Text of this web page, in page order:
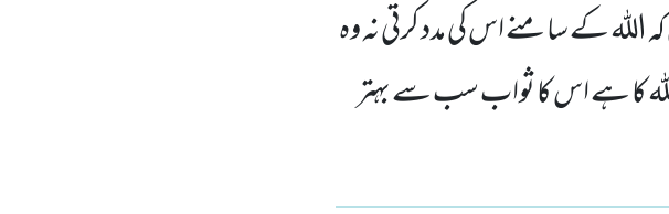
کے سامنے اس کی مدد کرتی نہ وہ
کا ہے اس کا ثواب سب سے بہتر